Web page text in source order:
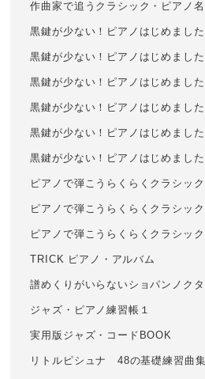
作曲家で追うクラシック・ピアノ名
黒鍵が少ない！ピアノはじめまし
黒鍵が少ない！ピアノはじめまし
黒鍵が少ない！ピアノはじめまし
黒鍵が少ない！ピアノはじめまし
黒鍵が少ない！ピアノはじめまし
黒鍵が少ない！ピアノはじめました
ピアノで弾こうらくらくクラシッ
ピアノで弾こうらくらくクラシッ
ピアノで弾こうらくらくクラシッ
TRICK ピアノ・アルバム
譜めくりがいらないショパンノク
ジャズ・ピアノ練習帳１
実用版ジャズ・コードBOOK
リトルピシュナ 48の基礎練習曲集